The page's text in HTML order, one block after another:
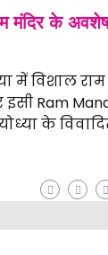
मंदिर के
में विशाल
Ram
के